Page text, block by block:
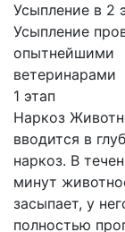
Усыпление в 2
Усыпление
опытнейшими
ветеринарами
1 этап
Наркоз
вводится в
наркоз. В
минут
засыпает, у
полностью